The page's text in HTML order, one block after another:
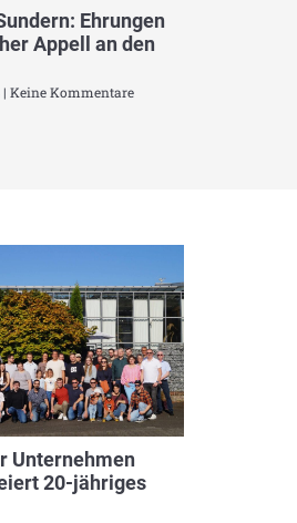
Ehrungen
Appell an den
Keine Kommentare
Unternehmen
20-jähriges